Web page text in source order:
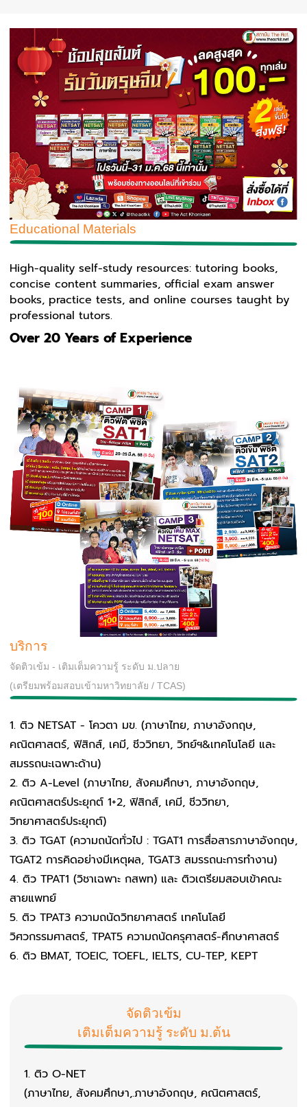
Educational Materials
High-quality self-study resources: tutoring books,
concise content summaries, official exam answer
books, practice tests, and online courses taught by
professional tutors.
Over 20 Years of Experience
บริการ
จัดติวเข้ม - เติมเต็มความรู้ ระดับ ม.ปลาย
(เตรียมพร้อมสอบเข้ามหาวิทยาลัย / TCAS)
ติว NETSAT - โควตา มข. (ภาษาไทย, ภาษาอังกฤษ,
คณิตศาสตร์, ฟิสิกส์, เคมี, ชีววิทยา, วิทย์ฯ&เทคโนโลยี และ
สมรรถนะเฉพาะด้าน)
ติว A-Level (ภาษาไทย, สังคมศึกษา, ภาษาอังกฤษ,
คณิตศาสตร์ประยุกต์ 1+2, ฟิสิกส์, เคมี, ชีววิทยา,
วิทยาศาสตร์ประยุกต์)
ติว TGAT (ความถนัดทั่วไป : TGAT1 การสื่อสารภาษาอังกฤษ,
TGAT2 การคิดอย่างมีเหตุผล, TGAT3 สมรรถนะการทำงาน)
ติว TPAT1 (วิชาเฉพาะ กสพท) และ ติวเตรียมสอบเข้าคณะ
สายแพทย์
ติว TPAT3 ความถนัดวิทยาศาสตร์ เทคโนโลยี
วิศวกรรมศาสตร์, TPAT5 ความถนัดครุศาสตร์-ศึกษาศาสตร์
ติว BMAT, TOEIC, TOEFL, IELTS, CU-TEP, KEPT
จัดติวเข้ม
เติมเต็มความรู้ ระดับ ม.ต้น
ติว O-NET
(ภาษาไทย, สังคมศึกษา,.ภาษาอังกฤษ, คณิตศาสตร์,